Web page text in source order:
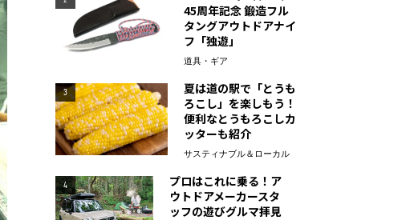
45周年記念 鍛造フル
タングアウトドアナイ
フ「独遊」
道具・ギア
3
夏は道の駅で「とうも
ろこし」を楽しもう！
便利なとうもろこしカ
ッターも紹介
サスティナブル＆ローカル
4
プロはこれに乗る！ア
ウトドアメーカースタ
ッフの遊びグルマ拝見